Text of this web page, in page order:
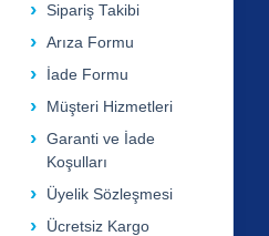
Sipariş Takibi
Arıza Formu
İade Formu
Müşteri Hizmetleri
Garanti ve İade
Koşulları
Üyelik Sözleşmesi
Ücretsiz Kargo